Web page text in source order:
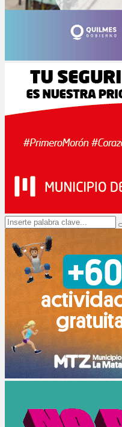
Search
for: